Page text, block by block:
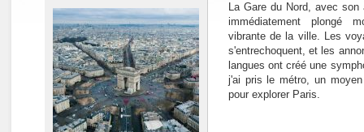
La Gare du Nord, avec
immédiatement plongé
vibrante de la ville. Les
s'entrechoquent, et les
langues ont créé une
j'ai pris le métro, un
pour explorer Paris.